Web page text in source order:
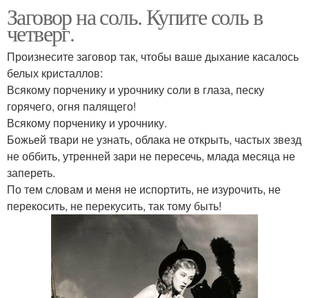
Заговор на соль. Купите соль в
четверг.
Произнесите заговор так, чтобы ваше дыхание касалось
белых кристаллов:
Всякому порченику и урочнику соли в глаза, песку
горячего, огня палящего!
Всякому порченику и урочнику.
Божьей твари не узнать, облака не открыть, частых звезд
не оббить, утренней зари не пересечь, млада месяца не
запереть.
По тем словам и меня не испортить, не изурочить, не
перекосить, не перекусить, так тому быть!